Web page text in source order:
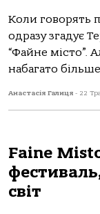
Коли говорять
одразу згадує
“Файне місто”.
набагато
Анастасія Галиця - 22
Faine
світ